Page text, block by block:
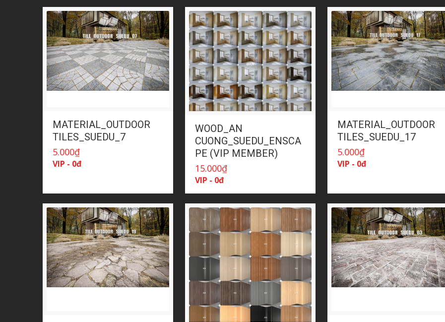
MATERIAL_OUTDOOR
TILES_SUEDU_7
5.000₫
VIP - 0đ
WOOD_AN
CUONG_SUEDU_ENSCA
PE (VIP MEMBER)
15.000₫
VIP - 0đ
MATERIAL_OUTDOOR
TILES_SUEDU_17
5.000₫
VIP - 0đ